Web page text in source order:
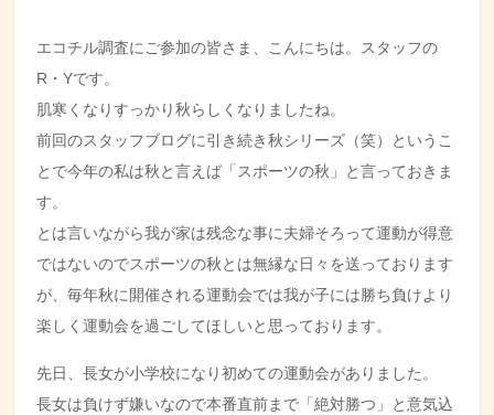
エコチル調査にご参加の皆さま、こんにちは。スタッフの
R・Yです。
肌寒くなりすっかり秋らしくなりましたね。
前回のスタッフブログに引き続き秋シリーズ（笑）というこ
とで今年の私は秋と言えば「スポーツの秋」と言っておきま
す。
とは言いながら我が家は残念な事に夫婦そろって運動が得意
ではないのでスポーツの秋とは無縁な日々を送っております
が、毎年秋に開催される運動会では我が子には勝ち負けより
楽しく運動会を過ごしてほしいと思っております。
先日、長女が小学校になり初めての運動会がありました。
長女は負けず嫌いなので本番直前まで「絶対勝つ」と意気込